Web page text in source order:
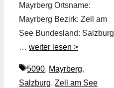
Mayrberg Ortsname:
Mayrberg Bezirk: Zell am
See Bundesland: Salzburg
… weiter lesen >
Schlagwörter
5090, Mayrberg,
Salzburg, Zell am See